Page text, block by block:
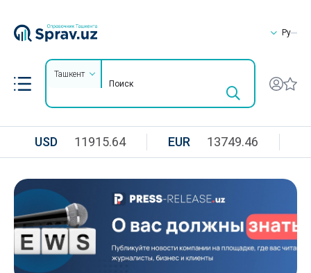
Ру
Ташкент
USD 11915.64 EUR 13749.46